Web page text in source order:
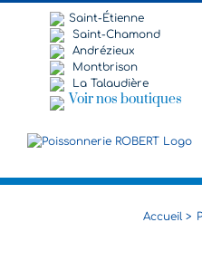
Saint-Étienne
Saint-Chamond
Andrézieux
Montbrison
La Talaudière
Voir nos boutiques
Accueil